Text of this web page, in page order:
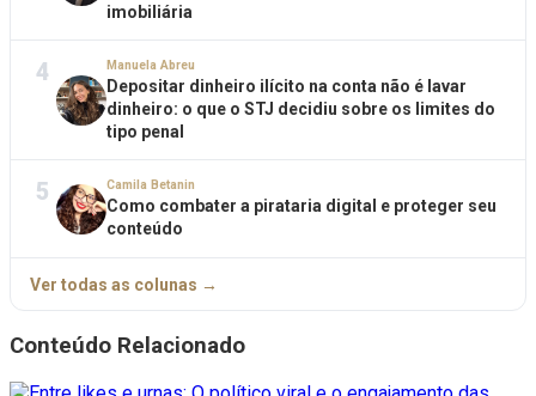
imobiliária
4 Manuela Abreu
Depositar dinheiro ilícito na conta não é lavar
dinheiro: o que o STJ decidiu sobre os limites do
tipo penal
5 Camila Betanin
Como combater a pirataria digital e proteger seu
conteúdo
Ver todas as colunas →
Conteúdo Relacionado